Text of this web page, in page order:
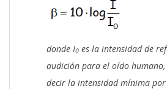
donde I0 es la intensidad de
audición para el oído humano,
decir la intensidad mínima